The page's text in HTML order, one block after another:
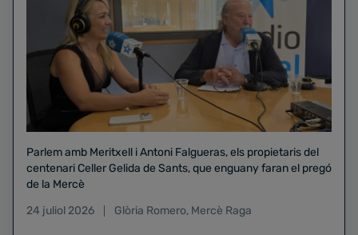
Parlem amb Meritxell i Antoni Falgueras, els propietaris del
centenari Celler Gelida de Sants, que enguany faran el pregó
de la Mercè
24 juliol 2026
Glòria Romero, Mercè Raga